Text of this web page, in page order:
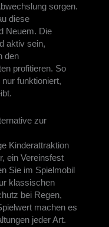
sorgen.
diese
Neuem. Die
aktiv sein,
den
profitieren. So
funktioniert,
zur
Kinderattraktion
ein Vereinsfest
Sie im Spielmobil
klassischen
bei Regen,
machen es
jeder Art.